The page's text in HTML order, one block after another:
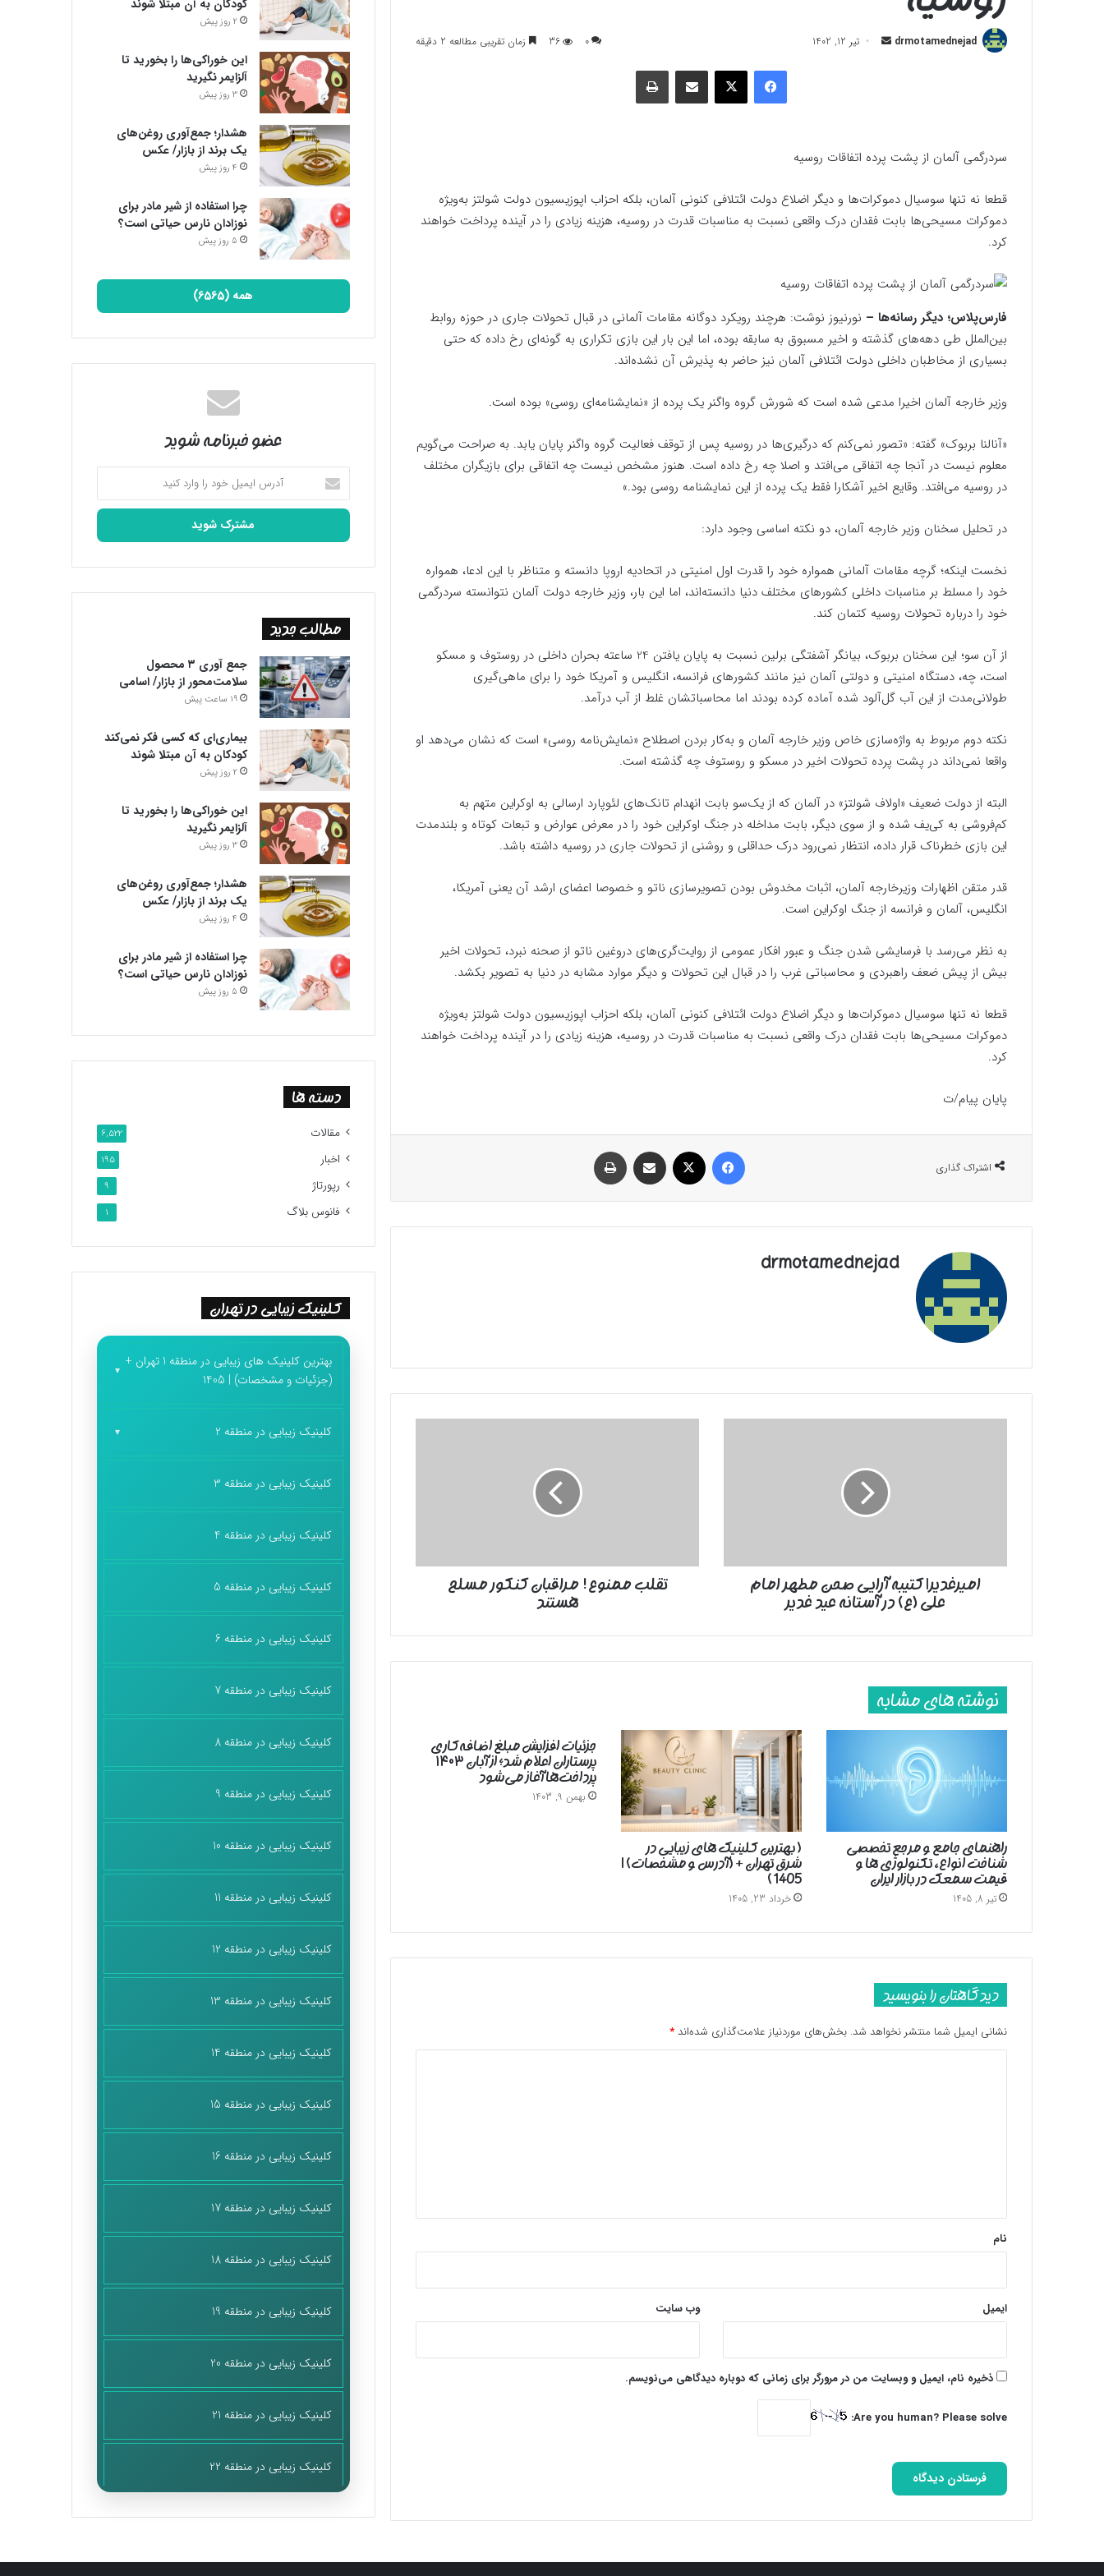
drmotamednejad
ارسال تیر 12, 1402 0
36 زمان تقریبی مطالعه 2 دقیقه
فیسبوک ایکس اشتراک گذاری با ایمیل چاپ
سردرگمی آلمان از پشت پرده‌ اتفاقات روسیه
قطعا نه تنها سوسیال دموکرات‌ها و دیگر اضلاع دولت ائتلافی کنونی آلمان، بلکه احزاب اپوزیسیون دولت شولتز به‌ویژه
دموکرات مسیحی‌ها بابت فقدان درک واقعی نسبت به مناسبات قدرت در روسیه، هزینه زیادی را در آینده پرداخت خواهند
کرد.
فارس‌پلاس؛ دیگر رسانه‌ها – نورنیوز نوشت: هرچند رویکرد دوگانه مقامات آلمانی در قبال تحولات جاری در حوزه روابط
بین‌الملل طی دهه‌های گذشته و اخیر مسبوق به سابقه بوده، اما این بار این بازی تکراری به گونه‌ای رخ داده که حتی
بسیاری از مخاطبان داخلی دولت ائتلافی آلمان نیز حاضر به پذیرش آن نشده‌اند.
وزیر خارجه آلمان اخیرا مدعی شده است که شورش گروه واگنر یک پرده از «نمایشنامه‌ای روسی» بوده است.
«آنالنا بربوک» گفته: «تصور نمی‌کنم که درگیری‌ها در روسیه پس از توقف فعالیت گروه واگنر پایان یابد. به صراحت می‌گویم
معلوم نیست در آنجا چه اتفاقی می‌افتد و اصلا چه رخ داده است. هنوز مشخص نیست چه اتفاقی برای بازیگران مختلف
در روسیه می‌افتد. وقایع اخیر آشکارا فقط یک پرده از این نمایشنامه روسی بود.»
در تحلیل سخنان وزیر خارجه آلمان، دو نکته اساسی وجود دارد:
نخست اینکه؛ گرچه مقامات آلمانی همواره خود را قدرت اول امنیتی در اتحادیه اروپا دانسته و متناظر با این ادعا، همواره
خود را مسلط بر مناسبات داخلی کشورهای مختلف دنیا دانسته‌اند، اما این بار، وزیر خارجه دولت آلمان نتوانسته سردرگمی
خود را درباره تحولات روسیه کتمان کند.
از آن سو؛ این سخنان بربوک، بیانگر آشفتگی برلین نسبت به پایان یافتن 24 ساعته بحران داخلی در روستوف و مسکو
است، چه، دستگاه امنیتی و دولتی آلمان نیز مانند کشورهای فرانسه، انگلیس و آمریکا خود را برای ماهی‌گیری
طولانی‌مدت از این آب گل‌آلود شده آماده کرده بودند اما محاسباتشان غلط از آب درآمد.
نکته دوم مربوط به واژه‌سازی خاص وزیر خارجه آلمان و به‌کار بردن اصطلاح «نمایش‌نامه روسی» است که نشان می‌دهد او
واقعا نمی‌داند در پشت پرده تحولات اخیر در مسکو و روستوف چه گذشته است.
البته از دولت ضعیف «اولاف شولتز» در آلمان که از یک‌سو بابت انهدام تانک‌های لئوپارد ارسالی به اوکراین متهم به
کم‌فروشی به کی‌یف شده و از سوی دیگر، بابت مداخله در جنگ اوکراین خود را در معرض عوارض و تبعات کوتاه و بلندمدت
این بازی خطرناک قرار داده، انتظار نمی‌رود درک حداقلی و روشنی از تحولات جاری در روسیه داشته باشد.
قدر متقن اظهارات وزیرخارجه آلمان، اثبات مخدوش بودن تصویرسازی ناتو و خصوصا اعضای ارشد آن یعنی آمریکا،
انگلیس، آلمان و فرانسه از جنگ اوکراین است.
به نظر می‌رسد با فرسایشی شدن جنگ و عبور افکار عمومی از روایت‌گری‌های دروغین ناتو از صحنه نبرد، تحولات اخیر
بیش از پیش ضعف راهبردی و محاسباتی غرب را در قبال این تحولات و دیگر موارد مشابه در دنیا به تصویر بکشد.
قطعا نه تنها سوسیال دموکرات‌ها و دیگر اضلاع دولت ائتلافی کنونی آلمان، بلکه احزاب اپوزیسیون دولت شولتز به‌ویژه
دموکرات مسیحی‌ها بابت فقدان درک واقعی نسبت به مناسبات قدرت در روسیه، هزینه زیادی را در آینده پرداخت خواهند
کرد.
پایان پیام/ت
اشتراک گذاری
فیسبوک ایکس اشتراک گذاری با ایمیل
drmotamednejad
در
امیرغدیر| کتیبه آرایی صحن مطهر امام
علی (ع) در آستانه عید غدیر
تقلب ممنوع! مراقبان کنکور مسلح
هستند
نوشته های مشابه
راهنمای جامع و مرجع تخصصی
شناخت انواع، تکنولوژی ها و
قیمت سمعک در بازار ایران
تیر 8, 1405
( بهترین کلینیک های زیبایی در
شرق تهران + (آدرس و مشخصات) |
1405 )
خرداد 23, 1405
جزئیات افزایش مبلغ اضافه‌کاری
پرستاران اعلام شد؛ از آبان ۱۴۰۳
پرداخت‌ها آغاز می‌شود
بهمن 9, 1403
دیدگاهتان را بنویسید
نشانی ایمیل شما منتشر نخواهد شد. بخش‌های موردنیاز علامت‌گذاری شده‌اند *
نام
ایمیل وب‌ سایت
ذخیره نام، ایمیل و وبسایت من در مرورگر برای زمانی که دوباره دیدگاهی می‌نویسم.
Are you human? Please solve:
کودکان به آن مبتلا شوند
2 روز پیش
این خوراکی‌ها را بخورید تا
آلزایمر نگیرید
3 روز پیش
هشدار؛ جمع‌آوری روغن‌های
یک برند از بازار/ عکس
4 روز پیش
چرا استفاده از شیر مادر برای
نوزادان نارس حیاتی است؟
5 روز پیش
همه (6565)
عضو خبرنامه شوید
آدرس
ایمیل
خود
وارد
مطالب جدید
جمع آوری ۳ محصول
سلامت‌محور از بازار/ اسامی
19 ساعت پیش
بیماری‌ای که کسی فکر نمی‌کند
کودکان به آن مبتلا شوند
2 روز پیش
این خوراکی‌ها را بخورید تا
آلزایمر نگیرید
3 روز پیش
هشدار؛ جمع‌آوری روغن‌های
یک برند از بازار/ عکس
4 روز پیش
چرا استفاده از شیر مادر برای
نوزادان نارس حیاتی است؟
5 روز پیش
دسته ها
مقالات 6,522
اخبار 195
رپورتاژ 9
فانوس بلاگ 1
کلینیک زیبایی در تهران
بهترین کلینیک های زیبایی در منطقه 1 تهران +
(جزئیات و مشخصات) | 1405
کلینیک زیبایی در منطقه 2
کلینیک زیبایی در منطقه 3
کلینیک زیبایی در منطقه 4
کلینیک زیبایی در منطقه 5
کلینیک زیبایی در منطقه 6
کلینیک زیبایی در منطقه 7
کلینیک زیبایی در منطقه 8
کلینیک زیبایی در منطقه 9
کلینیک زیبایی در منطقه 10
کلینیک زیبایی در منطقه 11
کلینیک زیبایی در منطقه 12
کلینیک زیبایی در منطقه 13
کلینیک زیبایی در منطقه 14
کلینیک زیبایی در منطقه 15
کلینیک زیبایی در منطقه 16
کلینیک زیبایی در منطقه 17
کلینیک زیبایی در منطقه 18
کلینیک زیبایی در منطقه 19
کلینیک زیبایی در منطقه 20
کلینیک زیبایی در منطقه 21
کلینیک زیبایی در منطقه 22